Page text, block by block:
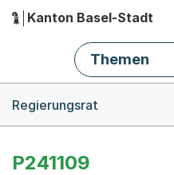
Hauptnavigation
Kanton Basel-Stadt
Themen
Regierungsrat
P241109